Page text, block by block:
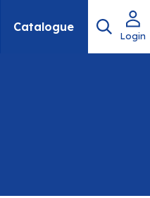
Catalogue
Login